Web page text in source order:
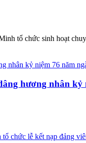
tổ chức sinh hoạt
hương nhân